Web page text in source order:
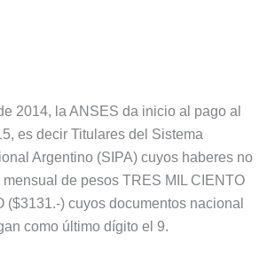
2014, la ANSES da inicio al pago al
es decir Titulares del Sistema
Argentino (SIPA) cuyos haberes no
de pesos TRES MIL CIENTO
($3131.-) cuyos documentos nacional
como último dígito el 9.